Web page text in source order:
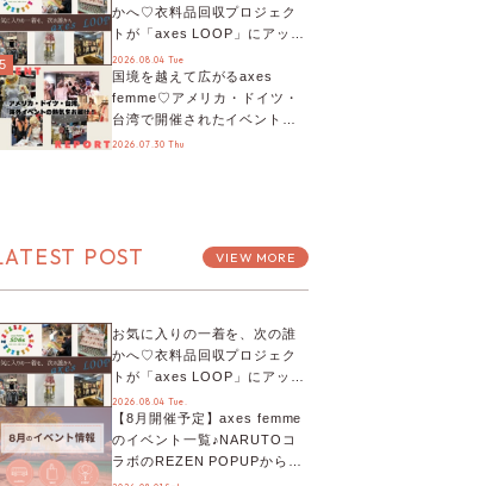
トをチェック◎
かへ♡衣料品回収プロジェク
トが「axes LOOP」にアップ
デート！活用するとポイント
が手に入る◎
2026.08.04 Tue
5
国境を越えて広がるaxes
femme♡アメリカ・ドイツ・
台湾で開催されたイベントを
お届け！美沙子さんからのコ
2026.07.30 Thu
POST VIEW MORE
お気に入りの一着を、次の誰
かへ♡衣料品回収プロジェク
トが「axes LOOP」にアップ
デート！活用するとポイント
が手に入る◎
2026.08.04 Tue.
【8月開催予定】axes femme
のイベント一覧♪NARUTOコ
ラボのREZEN POPUPから、
プチYour Stage.、ティーパー